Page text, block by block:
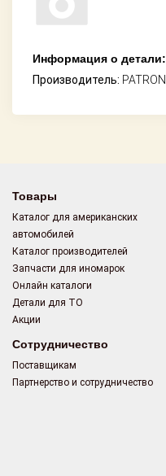
Информация о детали:
Производитель: PATRON
Товары
Каталог для американских
автомобилей
Каталог производителей
Запчасти для иномарок
Онлайн каталоги
Детали для ТО
Акции
Сотрудничество
Поставщикам
Партнерство и сотрудничество